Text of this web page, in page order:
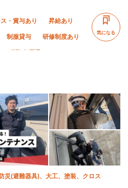
・賞与あり 昇給あり
制服貸与 研修制度あり
日制 土日休み
気になる
災(避難器具)、大工、塗装、クロス